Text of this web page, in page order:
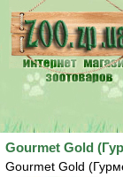
Gourmet Gold
Gourmet Gold